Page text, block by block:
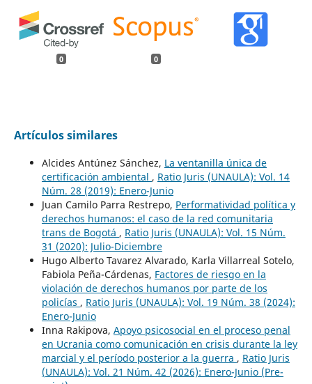
0 0
Artículos similares
Alcides Antúnez Sánchez, La ventanilla única de
certificación ambiental , Ratio Juris (UNAULA): Vol. 14
Núm. 28 (2019): Enero-Junio
Juan Camilo Parra Restrepo, Performatividad política y
derechos humanos: el caso de la red comunitaria
trans de Bogotá , Ratio Juris (UNAULA): Vol. 15 Núm.
31 (2020): Julio-Diciembre
Hugo Alberto Tavarez Alvarado, Karla Villarreal Sotelo,
Fabiola Peña-Cárdenas, Factores de riesgo en la
violación de derechos humanos por parte de los
policías , Ratio Juris (UNAULA): Vol. 19 Núm. 38 (2024):
Enero-Junio
Inna Rakipova, Apoyo psicosocial en el proceso penal
en Ucrania como comunicación en crisis durante la ley
marcial y el período posterior a la guerra , Ratio Juris
(UNAULA): Vol. 21 Núm. 42 (2026): Enero-Junio (Pre-